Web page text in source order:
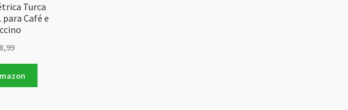
Turca
para Café e